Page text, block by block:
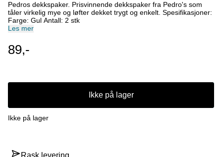
Pedros dekkspaker. Prisvinnende dekkspaker fra Pedro's som
tåler virkelig mye og løfter dekket trygt og enkelt. Spesifikasjoner:
Farge: Gul Antall: 2 stk
Les mer
89,-
Ikke på lager
Ikke på lager
Rask levering